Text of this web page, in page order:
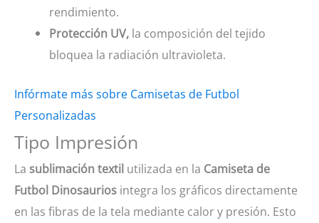
rendimiento.
Protección UV, la composición del tejido
bloquea la radiación ultravioleta.
Infórmate más sobre Camisetas de Futbol
Personalizadas
Tipo Impresión
La sublimación textil utilizada en la Camiseta de
Futbol Dinosaurios integra los gráficos directamente
en las fibras de la tela mediante calor y presión. Esto